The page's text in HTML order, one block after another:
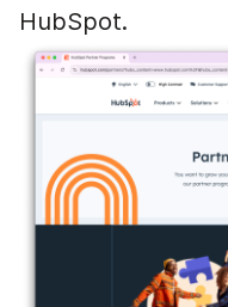
HubSpot.